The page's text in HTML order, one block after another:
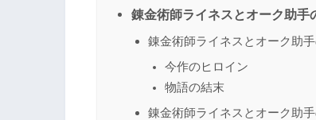
錬金術師ライネスとオーク助手
錬金術師ライネスとオーク助
今作のヒロイン
物語の結末
錬金術師ライネスとオーク助